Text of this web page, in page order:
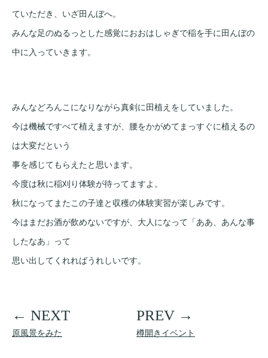
ていただき、いざ田んぼへ。
みんな足のぬるっとした感覚におおはしゃぎで稲を手に田んぼの
中に入っていきます。
みんなどろんこになりながら真剣に田植えをしていました。
今は機械ですべて植えますが、腰をかがめてまっすぐに植えるの
は大変だという
事を感じてもらえたと思います。
今度は秋に稲刈り体験が待ってますよ。
秋になってまたこの子達と収穫の体験実習が楽しみです。
今はまだお酒が飲めないですが、大人になって「ああ、あんな事
したなあ」って
思い出してくれればうれしいです。
原風景をみた 樽開きイベント